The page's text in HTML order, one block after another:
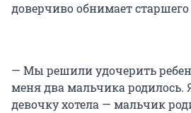
доверчиво обнимает
— Мы решили удочерить
меня два мальчика родилось.
девочку хотела — мальчик